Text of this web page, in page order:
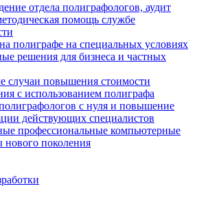
отдела полиграфологов, аудит
помощь службе
полиграфе на специальных условиях
решения для бизнеса и частных
случаи повышения стоимости
с использованием полиграфа
с нуля и повышение
действующих специалистов
профессиональные компьютерные
нового поколения